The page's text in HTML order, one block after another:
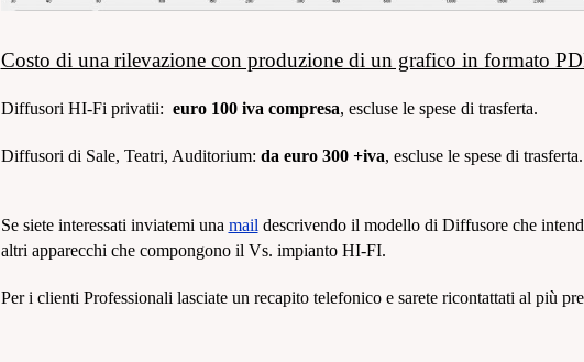
Costo di una rilevazione con produzione di un grafico in formato
Diffusori HI-Fi privatii: euro 100 iva compresa, escluse le spese di trasferta.
Diffusori di Sale, Teatri, Auditorium: da euro 300 +iva, escluse le spese di trasferta.
Se siete interessati inviatemi una mail descrivendo il modello di Diffusore che
altri apparecchi che compongono il Vs. impianto HI-FI.
Per i clienti Professionali lasciate un recapito telefonico e sarete ricontattati al più